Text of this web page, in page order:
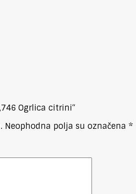
Ogrlica citrini“
Neophodna polja su označena *